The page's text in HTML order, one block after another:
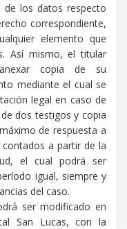
de los datos respecto
correspondiente,
elemento que
Así mismo, el titular
copia de su
mediante el cual se
legal en caso de
dos testigos y copia
de respuesta a
a partir de la
el cual podrá ser
igual, siempre y
del caso.
ser modificado en
San Lucas, con la